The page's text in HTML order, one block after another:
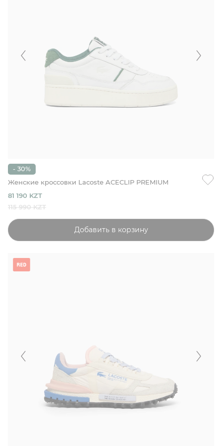
- 30%
Женские кроссовки Lacoste ACECLIP PREMIUM
81 190 KZT
115 990 KZT
Добавить в корзину